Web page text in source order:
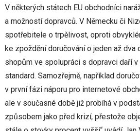
V některých státech EU obchodníci
a možností dopravců. V Německu či
spotřebitele o trpělivost, oproti
ke zpoždění doručování o jeden až dva
shopům ve spolupráci s dopravci daří
standard. Samozřejmě, například
v první fázi náporu pro internetové
ale v současné době již probíhá v
způsobem jako před krizí, přestože